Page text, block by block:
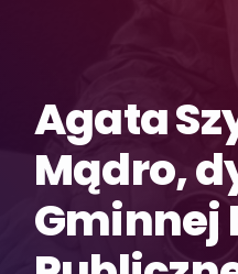
Agata
Mądro,
Gminnej